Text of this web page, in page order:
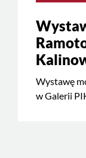
Wystawę
w Galerii